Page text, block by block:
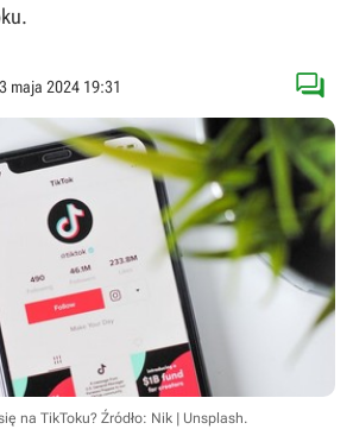
3 maja 2024 19:31 
na TikToku? Źródło: Nik | Unsplash.